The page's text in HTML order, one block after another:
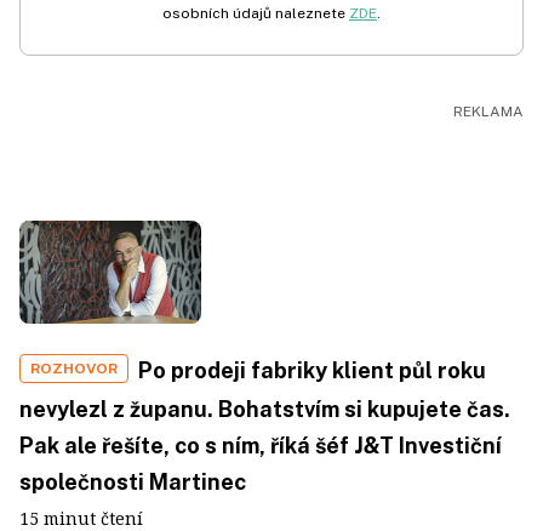
osobních údajů naleznete ZDE.
ROZHOVOR
Po prodeji fabriky klient půl roku
nevylezl z županu. Bohatstvím si kupujete čas.
Pak ale řešíte, co s ním, říká šéf J&T Investiční
společnosti Martinec
15 minut čtení